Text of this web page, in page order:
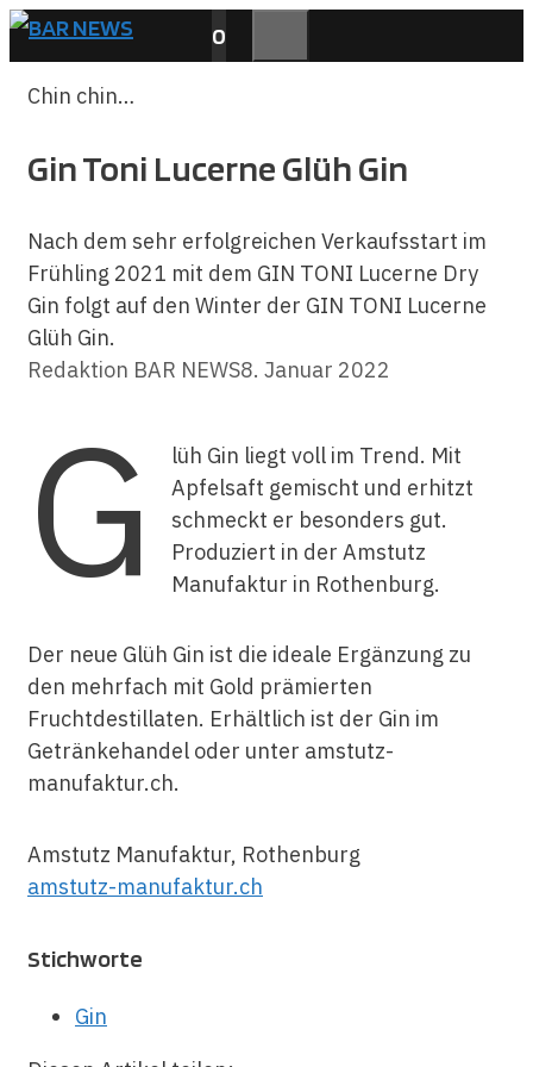
Zum
Inhalt
springen
0
MENÜ
Chin chin…
Gin Toni Lucerne Glüh Gin
Nach dem sehr erfolgreichen Verkaufsstart im
Frühling 2021 mit dem GIN TONI Lucerne Dry
Gin folgt auf den Winter der GIN TONI Lucerne
Glüh Gin.
Redaktion BAR NEWS8. Januar 2022
G
lüh Gin liegt voll im Trend. Mit
Apfelsaft gemischt und erhitzt
schmeckt er besonders gut.
Produziert in der Amstutz
Manufaktur in Rothenburg.
Der neue Glüh Gin ist die ideale Ergänzung zu
den mehrfach mit Gold prämierten
Fruchtdestillaten. Erhältlich ist der Gin im
Getränkehandel oder unter amstutz-
manufaktur.ch.
Amstutz Manufaktur, Rothenburg
amstutz-manufaktur.ch
Stichworte
Gin